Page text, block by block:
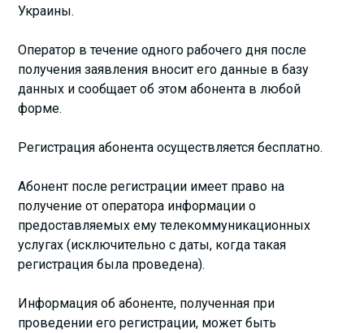
Украины.
Оператор в течение одного рабочего дня после
получения заявления вносит его данные в базу
данных и сообщает об этом абонента в любой
форме.
Регистрация абонента осуществляется бесплатно.
Абонент после регистрации имеет право на
получение от оператора информации о
предоставляемых ему телекоммуникационных
услугах (исключительно с даты, когда такая
регистрация была проведена).
Информация об абоненте, полученная при
проведении его регистрации, может быть